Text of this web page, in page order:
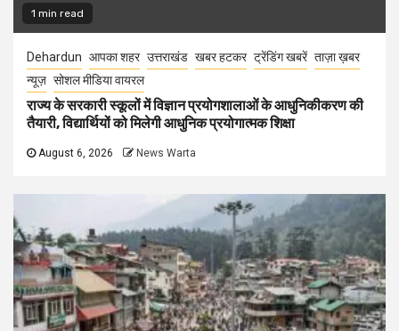
1 min read
Dehardun आपका शहर उत्तराखंड खबर हटकर ट्रेंडिंग खबरें ताज़ा ख़बर
न्यूज़ सोशल मीडिया वायरल
राज्य के सरकारी स्कूलों में विज्ञान प्रयोगशालाओं के आधुनिकीकरण की
तैयारी, विद्यार्थियों को मिलेगी आधुनिक प्रयोगात्मक शिक्षा
August 6, 2026 News Warta